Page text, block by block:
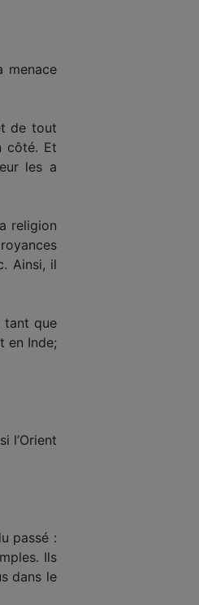
menace
de tout
côté. Et
les a
religion
Ainsi, il
tant que
en Inde;
l’Orient
passé :
Ils
dans le